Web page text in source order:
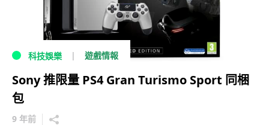
科技娛樂 遊戲情報
Sony 推限量 PS4 Gran Turismo Sport 同梱
包
9 年前